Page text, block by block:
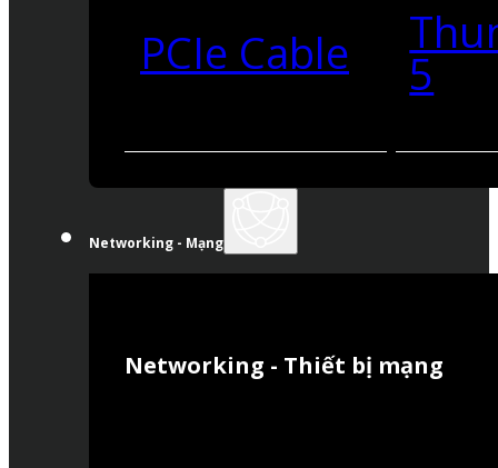
PCIe Cable 5
Networking - Mạng
Networking - Thiết bị mạng